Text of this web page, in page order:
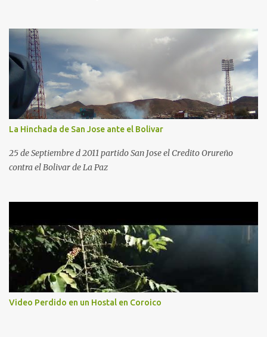
La Hinchada de San Jose ante el Bolivar
25 de Septiembre d 2011 partido San Jose el Credito Orureño
contra el Bolivar de La Paz
Video Perdido en un Hostal en Coroico